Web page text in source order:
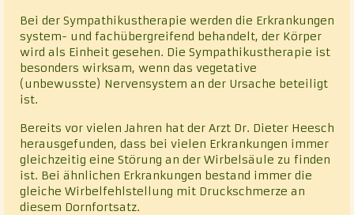
Bei der Sympathikustherapie werden die Erkrankungen
system- und fachübergreifend behandelt, der Körper
wird als Einheit gesehen. Die Sympathikustherapie ist
besonders wirksam, wenn das vegetative
(unbewusste) Nervensystem an der Ursache beteiligt
ist.
Bereits vor vielen Jahren hat der Arzt Dr. Dieter Heesch
herausgefunden, dass bei vielen Erkrankungen immer
gleichzeitig eine Störung an der Wirbelsäule zu finden
ist. Bei ähnlichen Erkrankungen bestand immer die
gleiche Wirbelfehlstellung mit Druckschmerze an
diesem Dornfortsatz.